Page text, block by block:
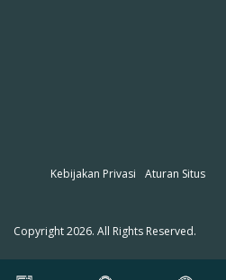
Aturan Situs
Kebijakan Privasi
Copyright 2026. All Rights Reserved.